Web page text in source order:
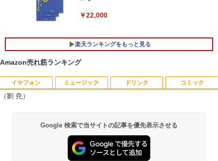
レビュー投稿 5年保証｜MS Office 2024
H&B 搭載｜中古ノートパソコン Windo
ws11 Office付｜テンキー DVD 搭載｜C
｜店長厳選 Lenovo ThinkPad 15.6型 Bl
uetooth Wi-Fi 無線｜中古 パソコン 中古
PC Word Excel
品 福袋 6点セット Intel Pentium GOLD
6500Y メモリ8GB SSD256GB Windows
11 WPS Office付き 初期設定済み 14イン
チ フルHD ノートPC 初心者 学生 在宅ワ
ーク テンキー Wi-Fi Bluetooth HDMI 軽
量 持ち運び 安い
【第12世代 Intel Core i5-12500T/16GB
(DDR4)/M.2 SSD256GB/無線LAN/Win11
Pro-64bit】中古/送料無料 ※沖縄、離島
￥55,000
5
【全品最大2500円OFFクーポン】【新品
マウス＋新品キーボード付】Core i7 第8
モリ8GB/16GB/32GB SSD256GB/512G
B/ 1TB DisplayPort 2画面同時出力 WIFI
子機付 USB3.0中古デスクトップパソコ
￥54,999
非光沢 スピーカー内蔵 3年保証 ディスプ
レイ パソコンモニター PCモニター フル
ハイビジョン 21インチ 液晶モニター ア
象
5
グリーンハウス 7型ワイド液晶 電子POP
￥10,970
￥22,000
楽天ランキングをもっと見る
Amazon売れ筋ランキング
イヤフォン
￥7,990
ミュージック
[Explicit]
￥250
ドリンク
ET ラベルレス ×8本
￥1,112
コミック
ンガンコミックス)
￥770
（劉 尭）
Google 検索で当サイトの記事を優先表示させる